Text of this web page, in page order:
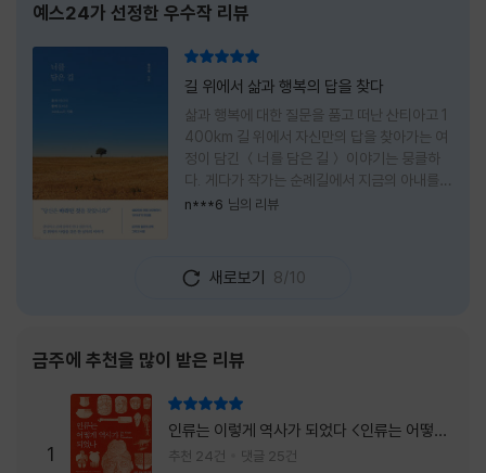
예스24가 선정한 우수작 리뷰
길 위에서 삶과 행복의 답을 찾다
삶과 행복에 대한 질문을 품고 떠난 산티아고 1
400km 길 위에서 자신만의 답을 찾아가는 여
정이 담긴 ＜너를 담은 길＞ 이야기는 뭉클하
다. 게다가 작가는 순례길에서 지금의 아내를
만나 여행 로맨스의 정석인 '비포 선라이즈'를
에 작가가 소개한 다양한 도서들의 문장들을 만
나는 것 역시 읽기의 또다른 즐거움이었다. 여
누구이며어느 순간 행복을 느끼는지 질문하며
길을 떠나려고 마음 먹는 순간들을 적어내려간
문장들에 마음을 한참 머물렀다.그 부분을 발췌
해본다. "내가 온 힘을 다해 부러워하던 사람
들은 '자신이 원하는' 일을 하는 사람들이었다.
소명이라고 하던
n***6 님의 리뷰
새로보기 8/10
금주에 추천을 많이 받은 리뷰
1
인류는 이렇게 역사가 되었다 <인류는 어떻게
역사가 되었나>
추천 24건 댓글 25건